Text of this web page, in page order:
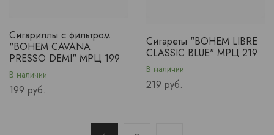
Сигариллы с фильтром
"BOHEM CAVANA
PRESSO DEMI" МРЦ 199
В наличии
Price
199 руб.
Сигареты "BOHEM LIBRE
CLASSIC BLUE" МРЦ 219
В наличии
Price
219 руб.